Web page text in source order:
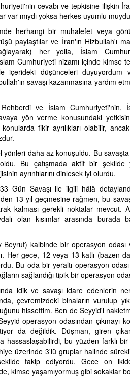
cevabı ve tepkisine ilişkin
var mıydı yoksa herkes uyumlu
herhangi bir muhalefet veya
paylaştılar ve İran'ın Hizbullah'ı
her yolla, İslam
Cumhuriyeti nizamı içinde kimse
içerideki düşünceleri duyuyordum
savaşı kazanmasına yardım
ve İslam Cumhuriyeti'nin,
yön verme konusundaki
fikir ayrılıkları olabilir,
yönleri daha az konuşuldu. Bu
Bu çatışmada aktif bir şekilde
ayrıntılarını dinlesek iyi olurdu.
Gün Savaşı ile ilgili hâlâ
13 yıl geçmesine rağmen, bu
kalması gerekli noktalar mevcut.
olan kısımlar arasında burada
Beyrut) kalbinde bir operasyon odası
Her gece, 12 veya 13 katlı (bazen
Bu oda bir yeraltı operasyon
sağlandığı tipik bir operasyon
idik ve savaşı idare edenlerin
çevremizdeki binaların vurulup
hissettim. Ben de Seyyid'i
operasyon odasından çıkmayı
da değildik. Düşman, giren
hassaslaşabilirdi, bu yüzden farklı bir
üzerinde 3'lü gruplar halinde
takip ediyordu. Gece on
kimse yaşamıyormuş gibi sokaklar